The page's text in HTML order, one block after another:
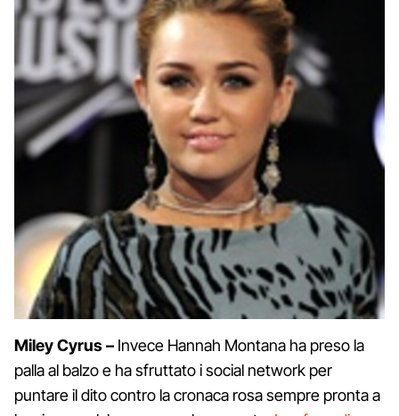
Miley Cyrus – Invece Hannah Montana ha preso la
palla al balzo e ha sfruttato i social network per
puntare il dito contro la cronaca rosa sempre pronta a